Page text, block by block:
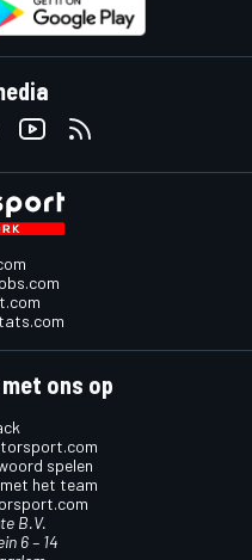
ons op
spelen
het team
B.V.
6 – 14